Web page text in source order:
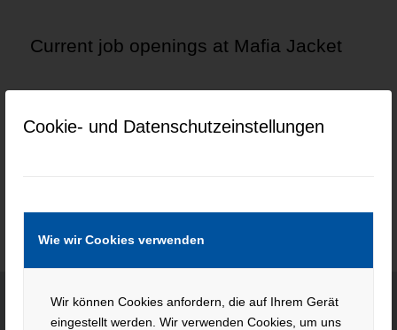
Cookie- und Datenschutzeinstellungen
Wie wir Cookies verwenden
Wir können Cookies anfordern, die auf Ihrem Gerät
eingestellt werden. Wir verwenden Cookies, um uns
Current job openings at Mafia Jacket